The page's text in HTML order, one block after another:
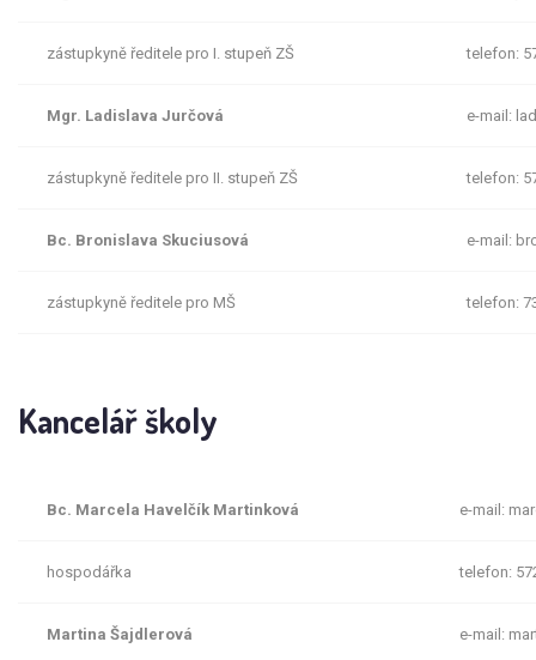
zástupkyně ředitele pro I. stupeň ZŠ telefon:
Mgr. Ladislava Jurčová e-mail:
zástupkyně ředitele pro II. stupeň ZŠ telefon:
Bc. Bronislava Skuciusová e-mail:
zástupkyně ředitele pro MŠ telefon:
Kancelář školy
Bc. Marcela Havelčík Martinková e-mail:
hospodářka telefon:
Martina Šajdlerová e-mail: